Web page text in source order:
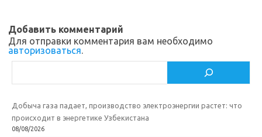
ik
i
ь
Добавить комментарий
Для отправки комментария вам необходимо
авторизоваться.
Добыча газа падает, производство электроэнергии растет: что
происходит в энергетике Узбекистана
08/08/2026